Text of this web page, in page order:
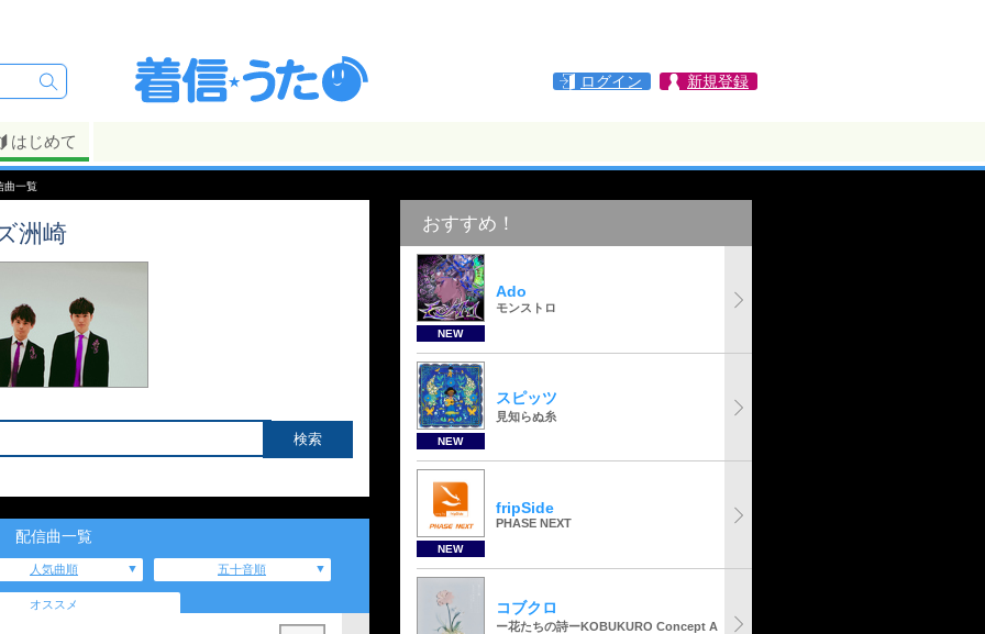
ログイン 新規登録
はじめて
曲一覧
洲崎
配信曲一覧
人気曲順 五十音順
オススメ
おすすめ！
NEW
Ado
モンストロ
NEW
スピッツ
見知らぬ糸
NEW
fripSide
PHASE NEXT
コブクロ
ー花たちの詩ーKOBUKURO Concept A